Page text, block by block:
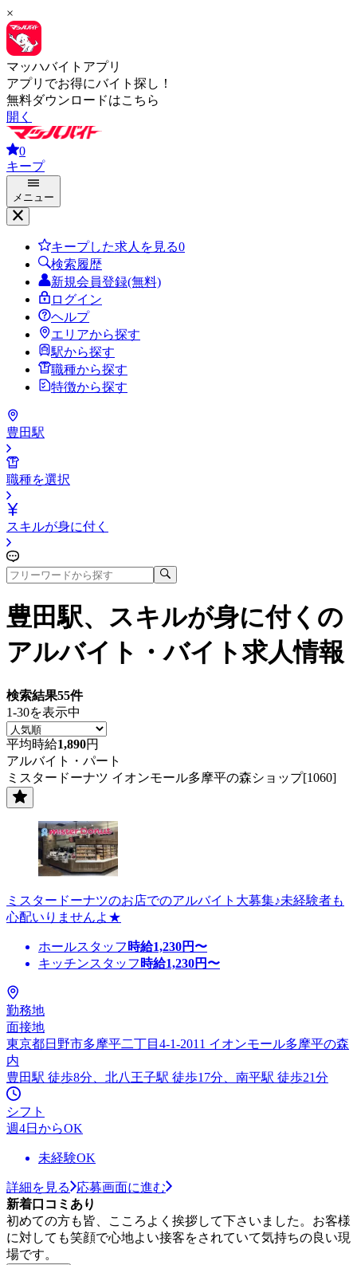
×
マッハバイトアプリ
アプリでお得にバイト探し！
無料ダウンロードはこちら
開く
0
キープ
メニュー
キープした求人を見る0
検索履歴
新規会員登録(無料)
ログイン
ヘルプ
エリアから探す
駅から探す
職種から探す
特徴から探す
豊田駅
職種を選択
スキルが身に付く
豊田駅、スキルが身に付く の
アルバイト・バイト求人情報
検索結果55件
1-30を表示中
平均時給1,890円
アルバイト・パート
ミスタードーナツ イオンモール多摩平の森ショップ[1060]
ミスタードーナツのお店でのアルバイト大募集♪未経験者も
心配いりませんよ★
ホールスタッフ 時給1,230円〜
キッチンスタッフ 時給1,230円〜
勤務地
面接地
東京都日野市多摩平二丁目4-1-2011 イオンモール多摩平の森
内
豊田駅 徒歩8分、北八王子駅 徒歩17分、南平駅 徒歩21分
シフト
週4日からOK
未経験OK
詳細を見る
応募画面に進む
新着口コミあり
初めての方も皆、こころよく挨拶して下さいました。お客様
に対しても笑顔で心地よい接客をされていて気持ちの良い現
場です。